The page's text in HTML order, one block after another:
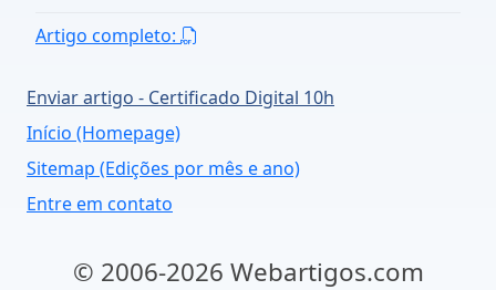
Artigo completo:
Enviar artigo - Certificado Digital 10h
Início (Homepage)
Sitemap (Edições por mês e ano)
Entre em contato
© 2006-2026 Webartigos.com